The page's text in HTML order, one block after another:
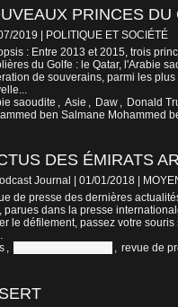
PRINCES DU
2019
POLITIQUE ET SOCIÉTÉ
: Entre 2013 et 2015, trois
du Golfe : le Qatar, l'Arabie
de souverains, parmi les
saoudite , Asie , Daw , Donald
ben Salmane Mohammed
DES ÉMIRATS
Journal | 01/01/2018
de presse des dernières
parues dans la presse
le défilement, passez votre
, , revue de